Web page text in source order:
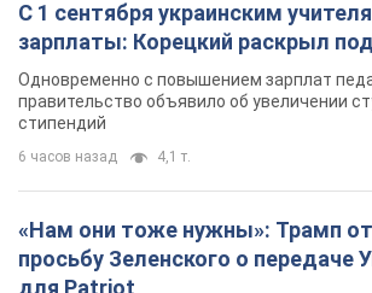
Американские запасы отдельных видов
ограничены